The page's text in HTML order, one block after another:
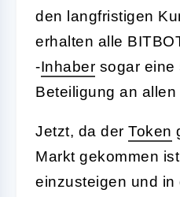
den langfristigen
erhalten alle
-Inhaber sogar eine
Beteiligung an
Jetzt, da der Token
Markt gekommen
einzusteigen und in